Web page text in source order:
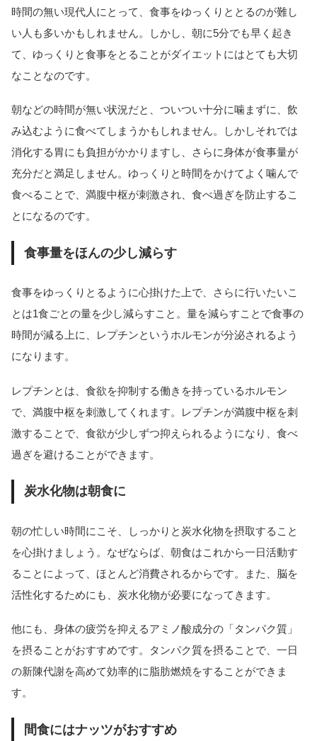
時間の無い現代人にとって、食事をゆっくりととるのが難し
い人も多いかもしれません。しかし、朝に5分でも早く起き
て、ゆっくりと食事をとることがダイエットにはとても大切
なことなのです。
朝などの時間が無い状況だと、ついつい十分に噛まずに、飲
み込むように食べてしまうかもしれません。しかしそれでは
消化する胃にも負担がかかりますし、さらに身体が食事量が
充分だと満足しません。ゆっくりと時間をかけてよく噛んで
食べることで、満腹中枢が刺激され、食べ過ぎを防止するこ
とになるのです。
食事量をほんの少し減らす
食事をゆっくりとるように心掛けた上で、さらに行いたいこ
とは1食ごとの量を少し減らすこと。量を減らすことで食事の
時間が減る上に、レプチンというホルモンが分泌されるよう
になります。
レプチンとは、食欲を抑制する働きを持っているホルモン
で、満腹中枢を刺激してくれます。レプチンが満腹中枢を刺
激することで、食欲が少しずつ抑えられるようになり、食べ
過ぎを避けることができます。
炭水化物は朝食に
朝の忙しい時間にこそ、しっかりと炭水化物を摂取すること
を心掛けましょう。なぜならば、朝食はこれから一日活動す
ることによって、ほとんど消費されるからです。また、脳を
活性化するためにも、炭水化物が必要になってきます。
他にも、身体の疲労を抑えるアミノ酸成分の「タンパク質」
を摂ることがおすすめです。タンパク質を摂ることで、一日
の新陳代謝を高めて効率的に脂肪燃焼をすることができま
す。
間食にはナッツがおすすめ